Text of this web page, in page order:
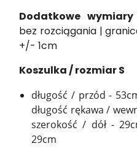
Dodatkowe wymiary
bez rozciągania |
+/- 1cm
Koszulka / rozmiar S
długość / przód -
długość rękawa /
szerokość / dół -
29cm